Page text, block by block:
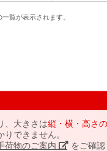
覧が表示されます。
、大きさは縦・横・高さ
できません。
荷物のご案内」 をご確認